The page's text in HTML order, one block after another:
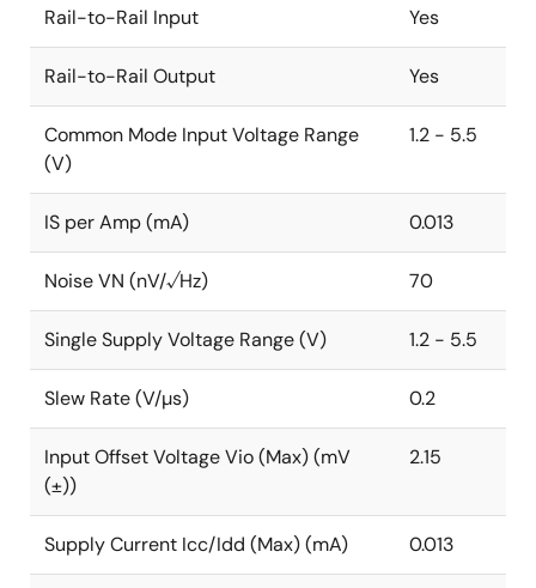
Rail-to-Rail Input Yes
Rail-to-Rail Output Yes
Common Mode Input Voltage Range
(V)
1.2 - 5.5
IS per Amp (mA) 0.013
Noise VN (nV/√Hz) 70
Single Supply Voltage Range (V) 1.2 - 5.5
Slew Rate (V/µs) 0.2
Input Offset Voltage Vio (Max) (mV
(±))
2.15
Supply Current Icc/Idd (Max) (mA) 0.013